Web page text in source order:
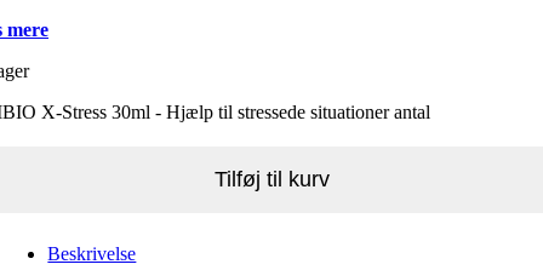
mere
X-Stress 30ml - Hjælp til stressede situationer antal
Tilføj til kurv
Beskrivelse